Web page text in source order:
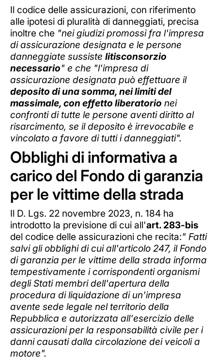
Il codice delle assicurazioni, con riferimento
alle ipotesi di pluralità di danneggiati, precisa
inoltre che "nei giudizi promossi fra l'impresa
di assicurazione designata e le persone
danneggiate sussiste litisconsorzio
necessario" e che "l'impresa di
assicurazione designata può effettuare il
deposito di una somma, nei limiti del
massimale, con effetto liberatorio nei
confronti di tutte le persone aventi diritto al
risarcimento, se il deposito è irrevocabile e
vincolato a favore di tutti i danneggiati".
Obblighi di informativa a
carico del Fondo di garanzia
per le vittime della strada
Il D. Lgs. 22 novembre 2023, n. 184 ha
introdotto la previsione di cui all'art. 283-bis
del codice delle assicurazioni che recita:" Fatti
salvi gli obblighi di cui all'articolo 247, il Fondo
di garanzia per le vittime della strada informa
tempestivamente i corrispondenti organismi
degli Stati membri dell'apertura della
procedura di liquidazione di un'impresa
avente sede legale nel territorio della
Repubblica e autorizzata all'esercizio delle
assicurazioni per la responsabilità civile per i
danni causati dalla circolazione dei veicoli a
motore".